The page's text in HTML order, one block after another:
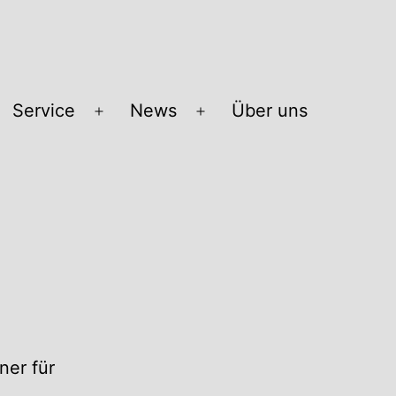
Service
Menü
News
Menü
Über uns
für